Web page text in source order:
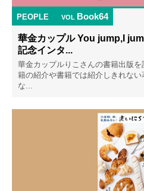
PEOPLE VOL Book64
華金カップル You jump,I
記念インタ...
華金カップルりこさんの書籍出版
籍の紹介や書籍では紹介しきれな
な...